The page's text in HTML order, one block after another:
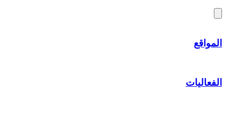
المواقع
الفعاليات